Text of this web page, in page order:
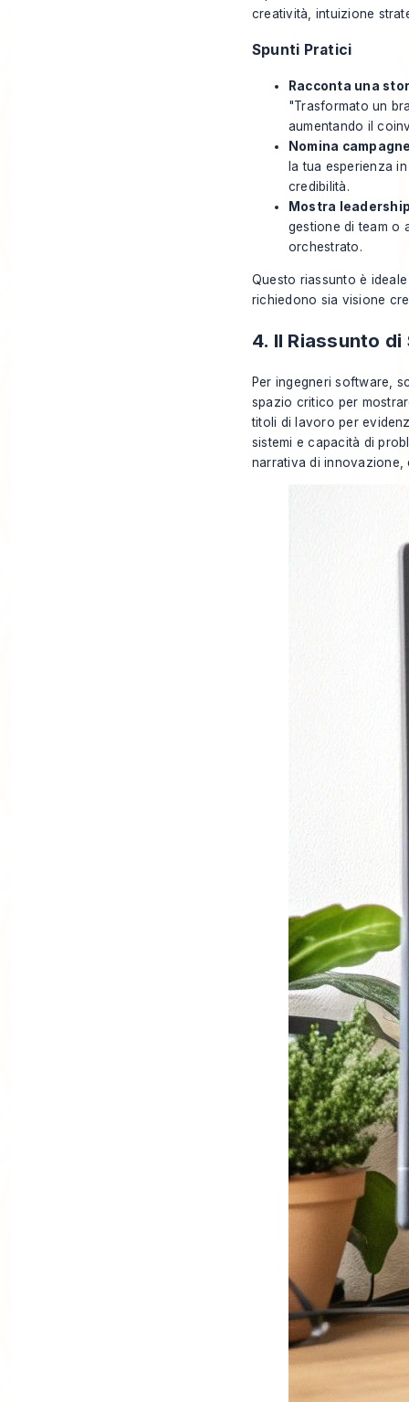
creatività, intuizione
Spunti Pratici
Racconta una
"Trasformato un
aumentando il
Nomina
la tua esperienza
credibilità.
Mostra
gestione di team o
orchestrato.
Questo riassunto è
richiedono sia visione
4. Il Riassunto
Per ingegneri software,
spazio critico per
titoli di lavoro per
sistemi e capacità di
narrativa di innovazione,